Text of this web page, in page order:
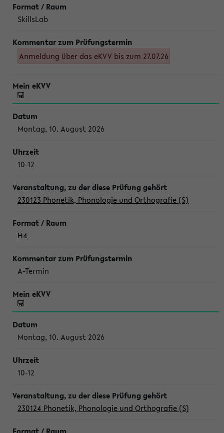
SkillsLab
Anmeldung über das eKVV bis zum 27.07.26
Montag, 10. August 2026
10-12
230123 Phonetik, Phonologie und Orthografie (S)
H4
A-Termin
Montag, 10. August 2026
10-12
230124 Phonetik, Phonologie und Orthografie (S)